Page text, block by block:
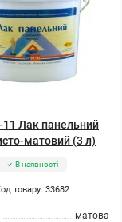
11 Лак панельний
матовий (3 л)
В наявності
товару: 33682
матова